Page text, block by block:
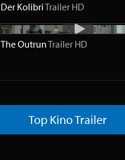
Der KolibriTrailer HD
The OutrunTrailer HD
Top Kino Trailer